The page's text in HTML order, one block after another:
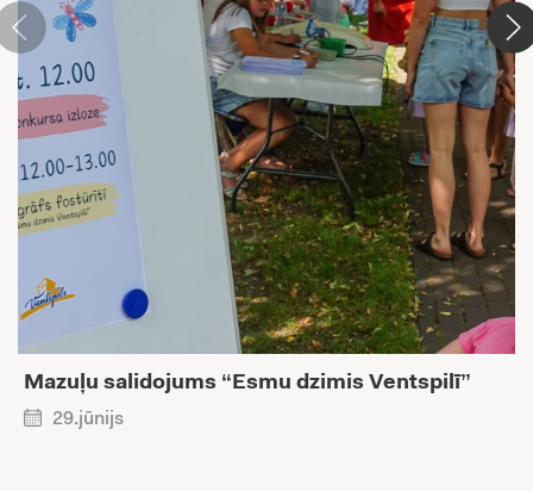
Mazuļu salidojums “Esmu dzimis Ventspilī”
29.jūnijs